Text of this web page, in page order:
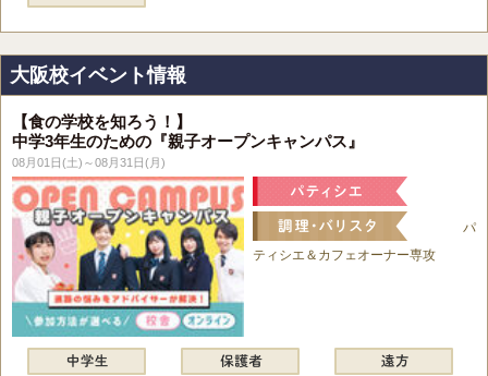
大阪校イベント情報
【食の学校を知ろう！】
中学3年生のための『親子オープンキャンパス』
08月01日(土)～08月31日(月)
パ
ティシエ＆カフェオーナー専攻